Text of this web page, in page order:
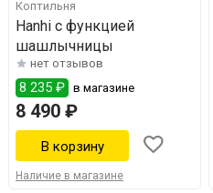
Коптильня
Hanhi с функцией
шашлычницы
нет отзывов
8 235 ₽ в магазине
8 490 ₽
Наличие в магазине